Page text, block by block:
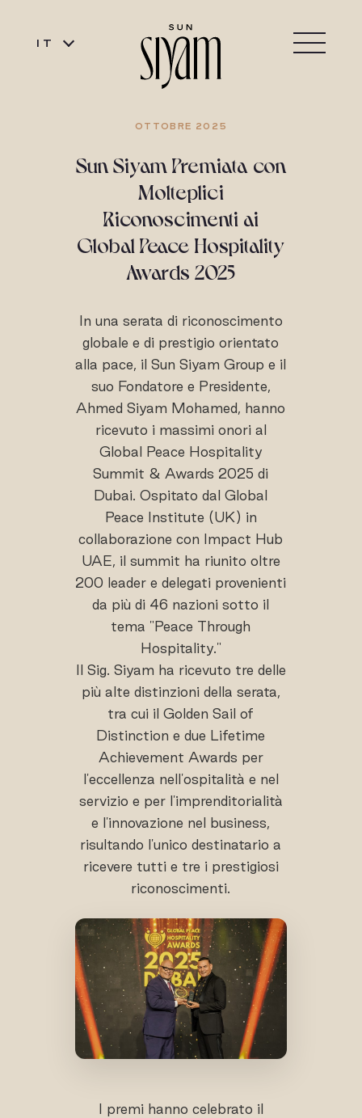
IT
OTTOBRE 2025
Sun Siyam Premiata con
Molteplici
Riconoscimenti ai
Global Peace Hospitality
Awards 2025
In una serata di riconoscimento
globale e di prestigio orientato
alla pace, il Sun Siyam Group e il
suo Fondatore e Presidente,
Ahmed Siyam Mohamed, hanno
ricevuto i massimi onori al
Global Peace Hospitality
Summit & Awards 2025 di
Dubai. Ospitato dal Global
Peace Institute (UK) in
collaborazione con Impact Hub
UAE, il summit ha riunito oltre
200 leader e delegati provenienti
da più di 46 nazioni sotto il
tema "Peace Through
Hospitality."
Il Sig. Siyam ha ricevuto tre delle
più alte distinzioni della serata,
tra cui il Golden Sail of
Distinction e due Lifetime
Achievement Awards per
l'eccellenza nell'ospitalità e nel
servizio e per l'imprenditorialità
e l'innovazione nel business,
risultando l'unico destinatario a
ricevere tutti e tre i prestigiosi
riconoscimenti.
I premi hanno celebrato il